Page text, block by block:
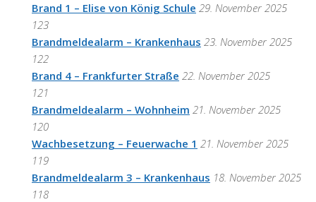
Brand 1 – Elise von König Schule 29. November 2025
123
Brandmeldealarm – Krankenhaus 23. November 2025
122
Brand 4 – Frankfurter Straße 22. November 2025
121
Brandmeldealarm – Wohnheim 21. November 2025
120
Wachbesetzung – Feuerwache 1 21. November 2025
119
Brandmeldealarm 3 – Krankenhaus 18. November 2025
118